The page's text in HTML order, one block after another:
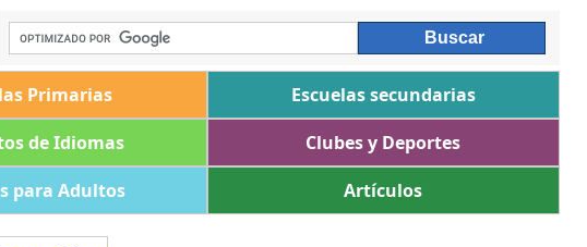
Primarias
Escuelas secundarias
de Idiomas
Clubes y Deportes
para Adultos Artículos